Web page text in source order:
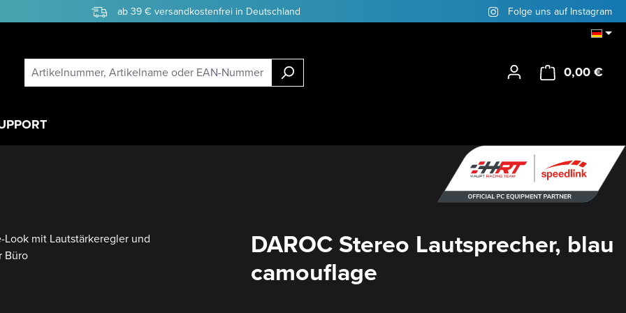
ab 39 € versandkostenfrei in Deutschland Folge uns auf Instagram
0,00 €
DAROC Stereo Lautsprecher, blau
camouflage